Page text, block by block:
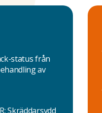
status från
av
Skräddarsydd